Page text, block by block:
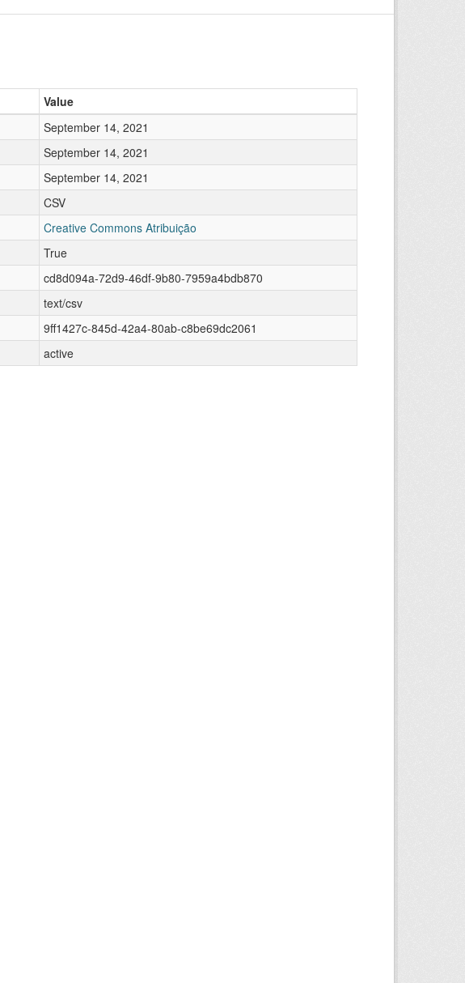
Value
September 14, 2021
September 14, 2021
September 14, 2021
CSV
Creative Commons Atribuição
True
cd8d094a-72d9-46df-9b80-7959a4bdb870
text/csv
9ff1427c-845d-42a4-80ab-c8be69dc2061
active